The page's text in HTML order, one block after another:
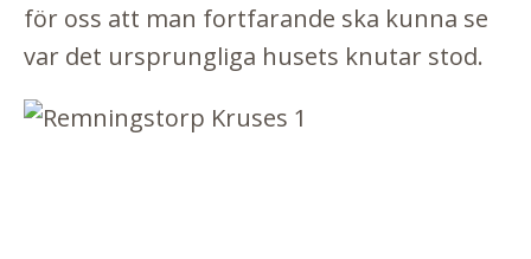
för oss att man fortfarande ska kunna se
var det ursprungliga husets knutar stod.